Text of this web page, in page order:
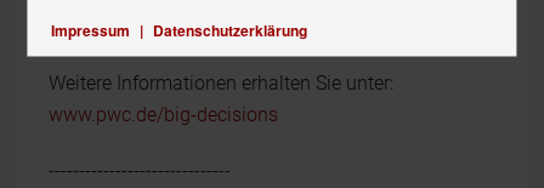
so Lix.
Weitere Informationen erhalten Sie unter:
www.pwc.de/big-decisions
------------------------------
Impressum | Datenschutzerklärung